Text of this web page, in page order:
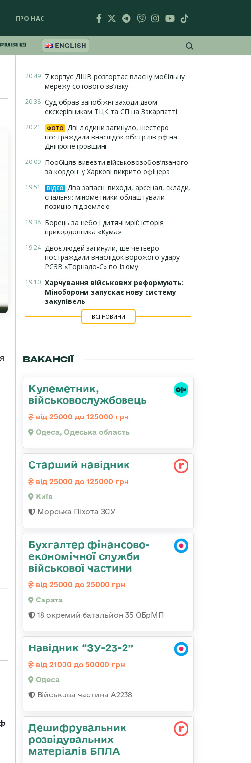
ПРО НАС
ENGLISH
20:49 7 корпус ДШВ розгортає власну мобільну
мережу сотового зв’язку
20:38 Суд обрав запобіжні заходи двом
екскерівникам ТЦК та СП на Закарпатті
20:21 ФОТО
Дві людини загинуло, шестеро
постраждали внаслідок обстрілів рф на
Дніпропетровщині
20:09 Пообіцяв вивезти військовозобов’язаного
за кордон: у Харкові викрито офіцера
19:51 ВІДЕО
Два запасні виходи, арсенал, склади,
спальня: мінометники облаштували
позицію під землею
19:38 Борець за небо і дитячі мрії: історія
прикордонника «Кума»
19:24 Двоє людей загинули, ще четверо
постраждали внаслідок ворожого удару
РСЗВ «Торнадо-С» по Ізюму
19:10 Харчування військових реформують:
Міноборони запускає нову систему
закупівель
ВСІ НОВИНИ
ВАКАНСІЇ
Кулеметник,
військовослужбовець
від 25000 до 125000 грн
Одеса, Одеська область
Стаpший навідник
від 25000 до 125000 грн
Київ
Морська Піхота ЗСУ
Бухгалтер фінансово-
економічної служби
військової частини
від 25000 до 25000 грн
Сарата
18 окремий батальйон 35 ОБрМП
Навідник “ЗУ-23-2”
від 21000 до 50000 грн
Одеса
Військова частина А2238
Дешифрувальник
розвідувальних
матеріалів БПЛА